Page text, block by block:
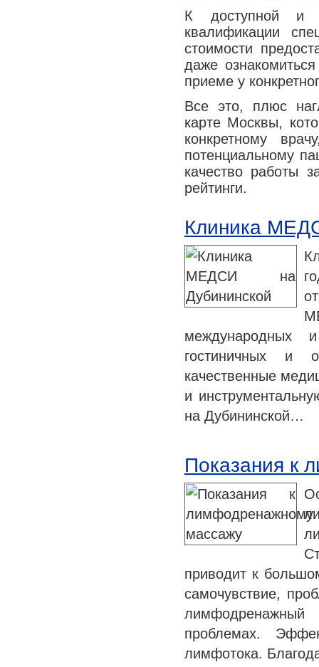
К доступной и
квалификации
стоимости
даже
приеме у
Все это, плюс
карте Москвы,
конкретному
потенциальному
качество работы
рейтинги.
Клиника
международных
гостиничных и
качественные
и
на Дубининской…
Показания к
приводит к
самочувствие,
проблемах.
лимфотока.